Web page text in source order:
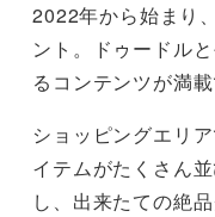
2022年から始まり
ント。ドゥードル
るコンテンツが満
ショッピングエリ
イテムがたくさん
し、出来たての絶